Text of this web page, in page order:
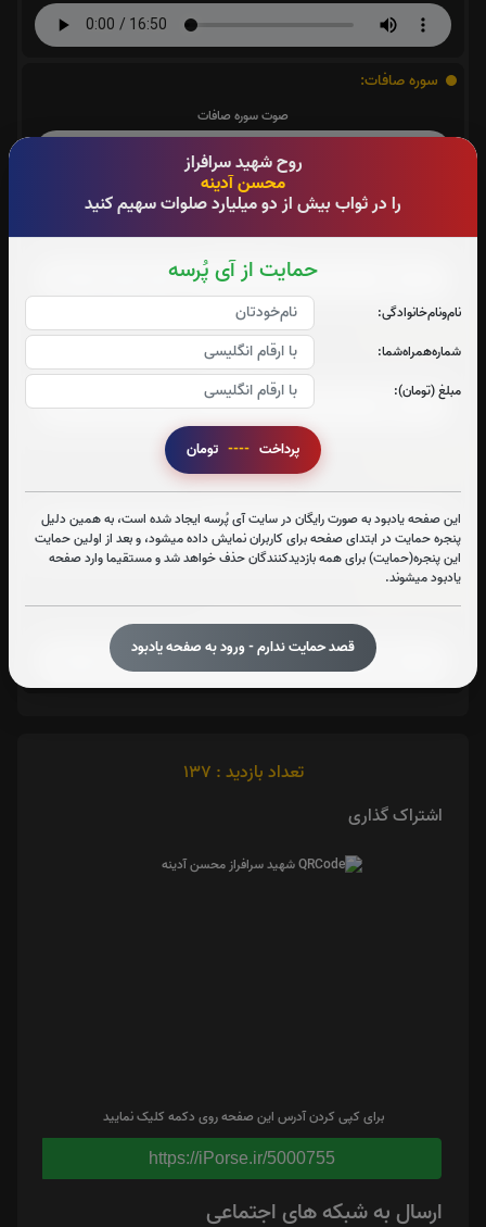
روح شهید سرافراز
محسن آدینه
را در ثواب بیش از دو میلیارد صلوات سهیم کنید
حمایت از آی پُرسه
نام‌و‌نام‌خانوادگی:
شماره‌همراه‌شما:
مبلغ (تومان):
پرداخت ----
این صفحه یادبود به صورت رایگان در سایت آی پُرسه ایجاد شده است، به همین دلیل
پنجره حمایت در ابتدای صفحه برای کاربران نمایش داده میشود، و بعد از اولین حمایت
این پنجره(حمایت) برای همه بازدیدکنندگان حذف خواهد شد و مستقیما وارد صفحه
یادبود میشوند.
قصد حمایت ندارم - ورود به صفحه یادبود
سوره صافات:
صوت سوره صافات
سوره یاسین:
صوت سوره یاسین
صوت سوره واقعه
صوت سوره ملک
آیت الکرسی:
صوت آیت الکرسی
تعداد بازدید : 137
اشتراک گذاری
برای کپی کردن آدرس این صفحه روی دکمه کلیک نمایید
https://iPorse.ir/5000755
ارسال به شبکه های اجتماعی